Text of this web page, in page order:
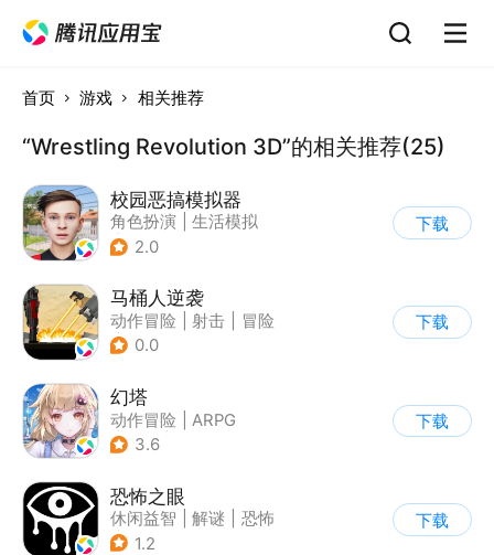
首页 游戏 相关推荐
“Wrestling Revolution 3D”的相关推荐(25)
校园恶搞模拟器
角色扮演
生活模拟
| 写实
2.0
下载
马桶人逆袭
动作冒险 射击
冒险
| 像素风
0.0
下载
幻塔
动作冒险
ARPG
| 奇幻
3.6
下载
恐怖之眼
休闲益智 解谜
恐怖
| 单机
1.2
下载